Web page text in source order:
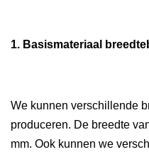
1. Basismateriaal
We kunnen verschillende
produceren. De breedte
mm. Ook kunnen we